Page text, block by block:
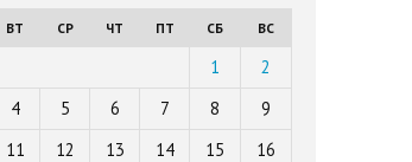
ВТ СР ЧТ ПТ СБ ВС
1
2
4 5 6 7 8
9
11 12 13 14 15
16